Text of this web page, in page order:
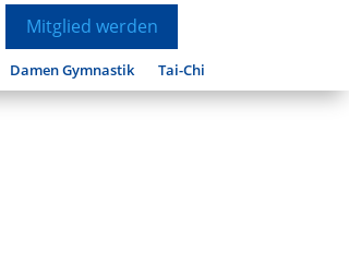
Mitglied werden
Damen Gymnastik Tai-Chi